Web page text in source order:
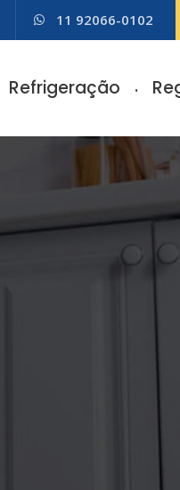
11 92066-0102
Refrigeração